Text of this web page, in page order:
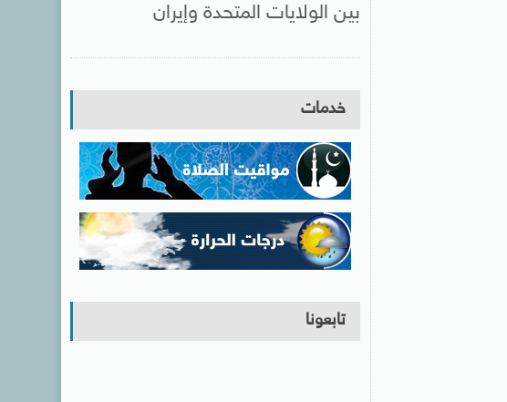
بين الولايات المتحدة وإيران
خدمات
تابعونا